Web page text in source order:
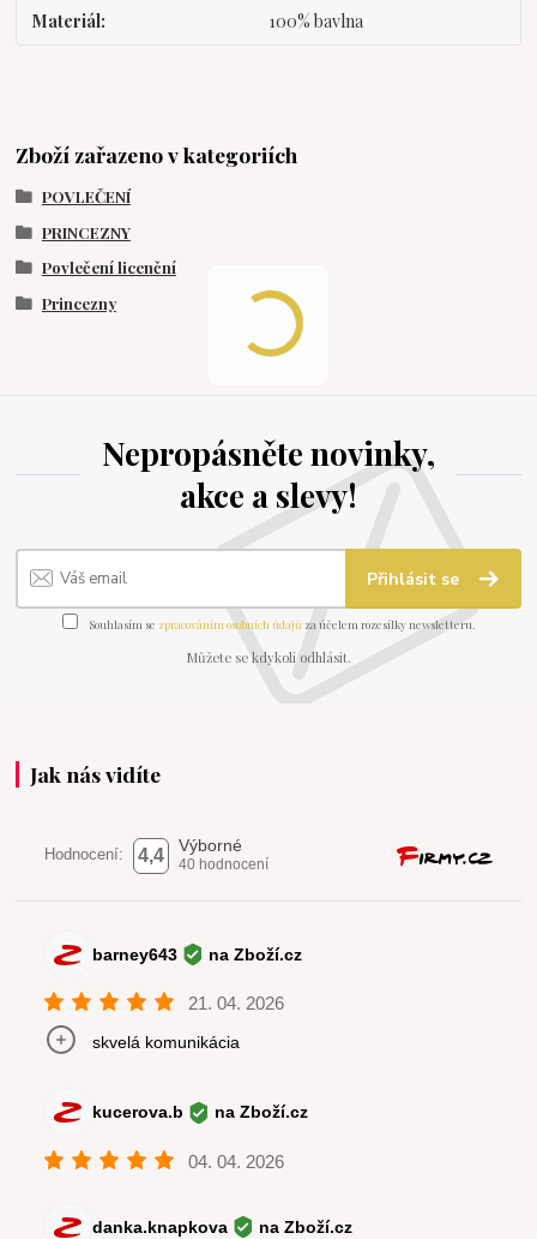
Materiál 100% bavlna
Zboží zařazeno v kategoriích
POVLEČENÍ
PRINCEZNY
Povlečení licenční
Princezny
Nepropásněte novinky,
akce a slevy!
Přihlásit se
Souhlasím se zpracováním osobních údajů za účelem rozesílky newsletteru.
Můžete se kdykoli odhlásit.
Jak nás vidíte